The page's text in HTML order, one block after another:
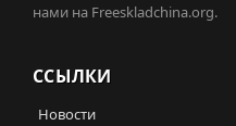
нами на Freeskladchina.org.
ССЫЛКИ
Новости